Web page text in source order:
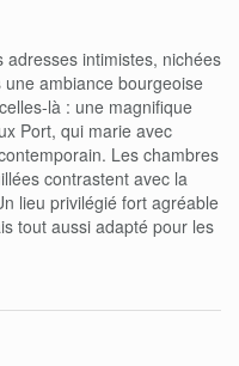
intimistes, nichées
ambiance bourgeoise
là : une magnifique
Port, qui marie avec
Les chambres
contrastent avec la
lieu privilégié fort agréable
tout aussi adapté pour les